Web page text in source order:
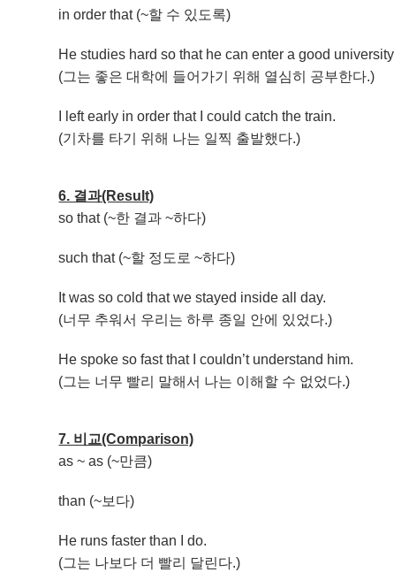
in order that (~할 수 있도록)
He studies hard so that he can enter a good
(그는 좋은 대학에 들어가기 위해 열심히 공부한다.)
I left early in order that I could catch the train.
(기차를 타기 위해 나는 일찍 출발했다.)
6. 결과(Result)
so that (~한 결과 ~하다)
such that (~할 정도로 ~하다)
It was so cold that we stayed inside all day.
(너무 추워서 우리는 하루 종일 안에 있었다.)
He spoke so fast that I couldn’t understand him.
(그는 너무 빨리 말해서 나는 이해할 수 없었다.)
7. 비교(Comparison)
as ~ as (~만큼)
than (~보다)
He runs faster than I do.
(그는 나보다 더 빨리 달린다.)